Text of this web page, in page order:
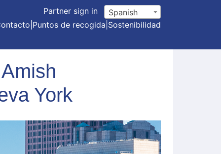
Puntos de recogida Sostenibilidad
Partner sign in Spanish
York